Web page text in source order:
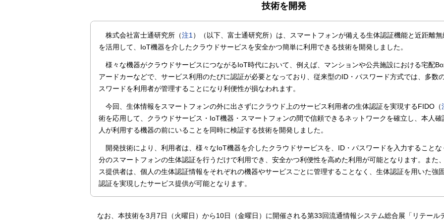
技術を開発
株式会社富士通研究所（注1 ）（以下、富士通研究所）は、スマートフォンが備える生体認証機能と近距離
を活用して、IoT機器を介したクラウドサービスを安全かつ簡単に利用できる技術を開発しました。
様々な機器がクラウドサービスにつながるIoT時代において、例えば、マンションや公共施設における宅配
アードカーなどで、サービス利用のたびに認証が必要となっており、従来型のID・パスワード方式では、多数
スワードを利用者が管理することになり利便性が損なわれます。
今回、生体情報をスマートフォンの外に出さずにクラウド上のサービス利用者の生体認証を実現するFIDO（
術を応用して、クラウドサービス・IoT機器・スマートフォンの間で信頼できるネットワークを確立し、本人確
人が利用する機器の前にいることを同時に検証する技術を開発しました。
開発技術により、利用者は、様々なIoT機器を介したクラウドサービスを、ID・パスワードを入力することな
分のスマートフォンの生体認証を行うだけで利用でき、安全かつ利便性を高めた利用が可能となります。また
ス提供者は、個人の生体認証情報をそれぞれの機器やサービスごとに管理することなく、生体認証を用いた強
認証を実現したサービス提供が可能となります。
なお、本技術を3月7日（火曜日）から10日（金曜日）に開催される第33回流通情報システム総合展「リテール